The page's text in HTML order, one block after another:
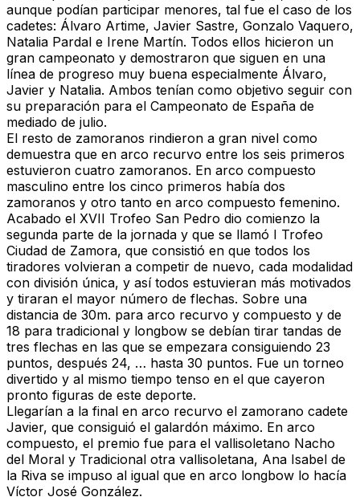
aunque podían participar menores, tal fue el caso de los
cadetes: Álvaro Artime, Javier Sastre, Gonzalo Vaquero,
Natalia Pardal e Irene Martín. Todos ellos hicieron un
gran campeonato y demostraron que siguen en una
línea de progreso muy buena especialmente Álvaro,
Javier y Natalia. Ambos tenían como objetivo seguir con
su preparación para el Campeonato de España de
mediado de julio.
El resto de zamoranos rindieron a gran nivel como
demuestra que en arco recurvo entre los seis primeros
estuvieron cuatro zamoranos. En arco compuesto
masculino entre los cinco primeros había dos
zamoranos y otro tanto en arco compuesto femenino.
Acabado el XVII Trofeo San Pedro dio comienzo la
segunda parte de la jornada y que se llamó I Trofeo
Ciudad de Zamora, que consistió en que todos los
tiradores volvieran a competir de nuevo, cada modalidad
con división única, y así todos estuvieran más motivados
y tiraran el mayor número de flechas. Sobre una
distancia de 30m. para arco recurvo y compuesto y de
18 para tradicional y longbow se debían tirar tandas de
tres flechas en las que se empezara consiguiendo 23
puntos, después 24, … hasta 30 puntos. Fue un torneo
divertido y al mismo tiempo tenso en el que cayeron
pronto figuras de este deporte.
Llegarían a la final en arco recurvo el zamorano cadete
Javier, que consiguió el galardón máximo. En arco
compuesto, el premio fue para el vallisoletano Nacho
del Moral y Tradicional otra vallisoletana, Ana Isabel de
la Riva se impuso al igual que en arco longbow lo hacía
Víctor José González.